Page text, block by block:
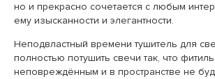
но и прекрасно сочетается с любым
ему изысканности и элегантности.
Неподвластный времени тушитель для
полностью потушить свечи так, что фитиль
неповреждённым и в пространстве не